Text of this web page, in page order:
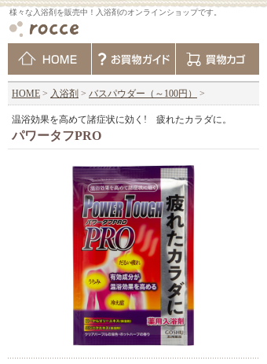
様々な入浴剤を販売中！入浴剤のオンラインショップです。
HOME > 入浴剤 > バスパウダー（～100円） >
温浴効果を高めて諸症状に効く! 疲れたカラダに。
パワータフPRO